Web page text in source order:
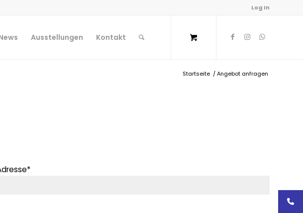
Log In
Ausstellungen Kontakt
Startseite /Angebot anfragen